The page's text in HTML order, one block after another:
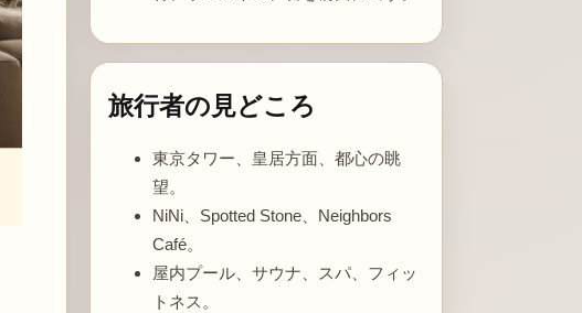
旅行者の見どころ
東京タワー、皇居方面、都心の眺
望。
NiNi、Spotted Stone、Neighbors
Café。
屋内プール、サウナ、スパ、フィッ
トネス。